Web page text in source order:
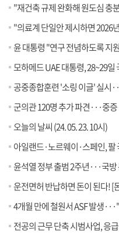
"재건축 규제 완화해 원도심 충
"의료계 단일안 제시하면 2026
윤 대통령 "연구 전념하도록 지
모하메드 UAE 대통령, 28~29일
공중종합훈련 '소링 이글' 실시
군의관 120명 추가 파견···중
오늘의 날씨 (24. 05. 23. 10시)
아일랜드·노르웨이·스페인, 팔
윤석열 정부 출범 2주년···국
운전면허 반납하면 돈이 된다! [
4개월 만에 철원서 ASF 발생
전공의 근무 단축 시범사업, 응급의학과·